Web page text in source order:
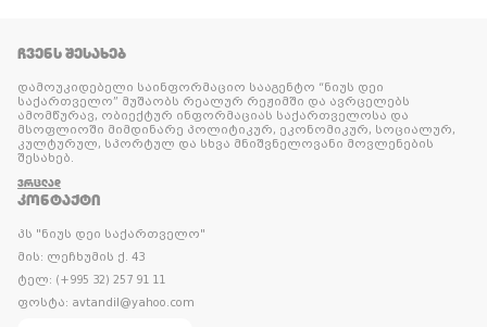
ᲩᲕᲔᲜᲡ ᲨᲔᲡᲐᲮᲔᲑ
დამოუკიდებელი საინფორმაციო სააგენტო “ნიუს დეი
საქართველო” მუშაობს რეალურ რეჟიმში და ავრცელებს
ამომწურავ, ობიექტურ ინფორმაციას საქართველოსა და
მსოფლიოში მიმდინარე პოლიტიკურ, ეკონომიკურ, სოციალურ,
კულტურულ, სპორტულ და სხვა მნიშვნელოვანი მოვლენების
შესახებ.
ᲕᲠᲪᲚᲐᲓ
ᲙᲝᲜᲢᲐᲥᲢᲘ
პს "ნიუს დეი საქართველო"
მის: ლეჩხუმის ქ. 43
ტელ: (+995 32) 257 91 11
ფოსტა: avtandil@yahoo.com